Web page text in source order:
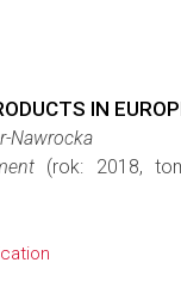
IN
Nawrocka
(rok: 2018,